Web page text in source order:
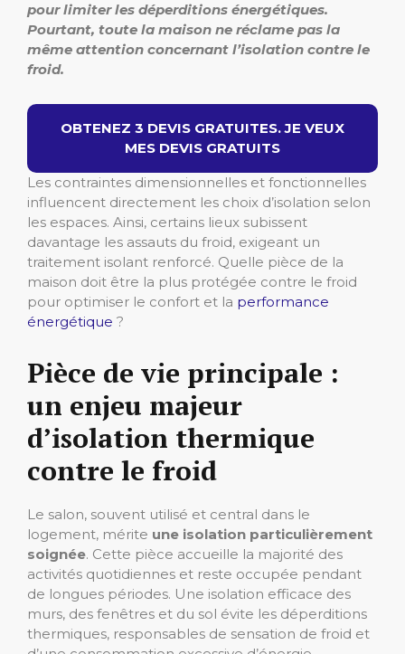
pour limiter les déperditions énergétiques.
Pourtant, toute la maison ne réclame pas la
même attention concernant l’isolation contre le
froid.
OBTENEZ 3 DEVIS GRATUITES. JE VEUX
MES DEVIS GRATUITS
Les contraintes dimensionnelles et fonctionnelles
influencent directement les choix d’isolation selon
les espaces. Ainsi, certains lieux subissent
davantage les assauts du froid, exigeant un
traitement isolant renforcé. Quelle pièce de la
maison doit être la plus protégée contre le froid
pour optimiser le confort et la performance
énergétique ?
Pièce de vie principale :
un enjeu majeur
d’isolation thermique
contre le froid
Le salon, souvent utilisé et central dans le
logement, mérite une isolation particulièrement
soignée. Cette pièce accueille la majorité des
activités quotidiennes et reste occupée pendant
de longues périodes. Une isolation efficace des
murs, des fenêtres et du sol évite les déperditions
thermiques, responsables de sensation de froid et